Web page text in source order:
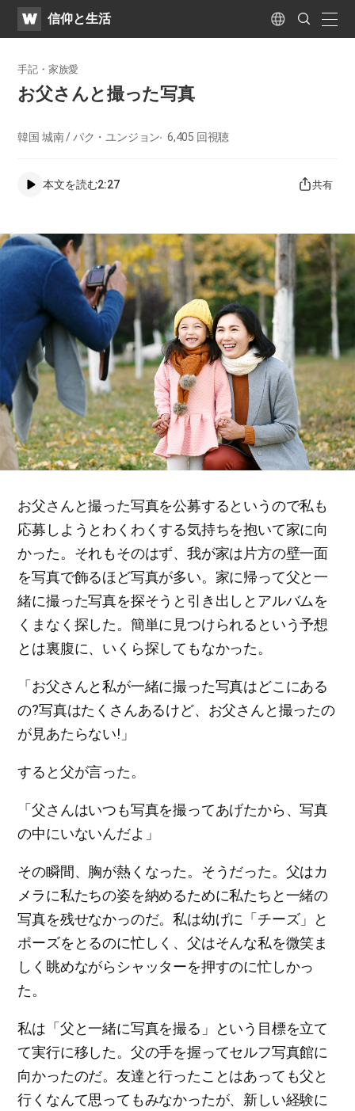
WATV​信仰と生活 Language
Search
Submit
手記・家族愛
お父さんと撮った写真
韓国 城南 / パク・ユンジョン 6,405 回視聴
本文を読む2:27 共有
お父さんと撮った写真を公募するというので私も
応募しようとわくわくする気持ちを抱いて家に向
かった。それもそのはず、我が家は片方の壁一面
を写真で飾るほど写真が多い。家に帰って父と一
緒に撮った写真を探そうと引き出しとアルバムを
くまなく探した。簡単に見つけられるという予想
とは裏腹に、いくら探してもなかった。
「お父さんと私が一緒に撮った写真はどこにある
の?写真はたくさんあるけど、お父さんと撮ったの
が見あたらない!」
すると父が言った。
「父さんはいつも写真を撮ってあげたから、写真
の中にいないんだよ」
その瞬間、胸が熱くなった。そうだった。父はカ
メラに私たちの姿を納めるために私たちと一緒の
写真を残せなかっのだ。私は幼げに「チーズ」と
ポーズをとるのに忙しく、父はそんな私を微笑ま
しく眺めながらシャッターを押すのに忙しかっ
た。
私は「父と一緒に写真を撮る」という目標を立て
て実行に移した。父の手を握ってセルフ写真館に
向かったのだ。友達と行ったことはあっても父と
行くなんて思ってもみなかったが、新しい経験に